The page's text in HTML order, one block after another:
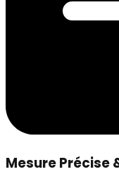
Mesure Précise